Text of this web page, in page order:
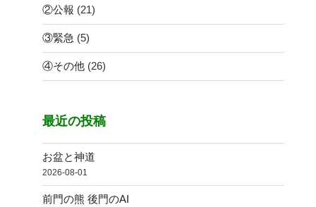
②公報 (21)
③緊急 (5)
④その他 (26)
最近の投稿
お盆と神道
2026-08-01
前門の熊 後門のAI